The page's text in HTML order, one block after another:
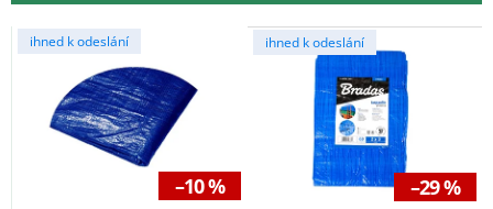
k
V
ý
ihned k odeslání
–10 %
ihned k odeslání
–29 %